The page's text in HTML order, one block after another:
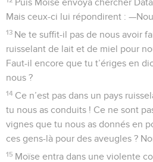
Puis Moïse envoya chercher
Mais ceux-ci lui répondirent :
13 Ne te suffit-il pas de nous avoir
ruisselant de lait et de miel pour
Faut-il encore que tu t’ériges en
nous ?
14 Ce n’est pas dans un pays
tu nous as conduits ! Ce ne sont
vignes que tu nous as donnés en
ces gens-là pour des aveugles ?
15 Moïse entra dans une violente